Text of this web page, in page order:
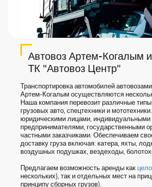
Автовоз Артем-Когалым
ТК "Автовоз Центр"
Транспортировка автомобилей
Артем-Когалым осуществляются
Наша компания перевозит различные
грузовых авто, спецтехники и
юридическими лицами, индивидуальными
предпринимателями, государственными
частными заказчиками. Обеспечиваем
доставку груза включая: катера, яхты,
воздушных подушках, вездеходы,
Предлагаем возможность аренды как
нескольких), так и отдельных мест на
принципу сборных грузов).